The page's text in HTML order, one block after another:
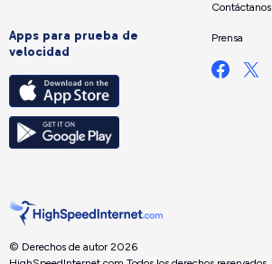
Apps para prueba de
velocidad
Contáctanos
Prensa
© Derechos de autor 2026